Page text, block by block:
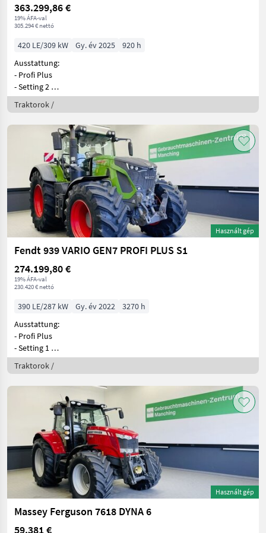
363.299,86 €
19% ÁFA-val
305.294 € nettó
420 LE/309 kW Gy. év 2025
920 h
Ausstattung:
- Profi Plus
- Setting 2
- Trimble RTK Spurführung <
Traktorok /
Használt gép
Fendt 939 VARIO GEN7 PROFI PLUS S1
274.199,80 €
19% ÁFA-val
230.420 € nettó
390 LE/287 kW Gy. év 2022
3270 h
Ausstattung:
- Profi Plus
- Setting 1
- RTK Spurführung
- Gri
Traktorok /
Használt gép
Massey Ferguson 7618 DYNA 6
59.381 €